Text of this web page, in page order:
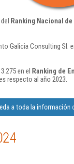
Ranking Nacional
Galicia Consulting Sl.
en el Ranking de
respecto al año 2023.
a toda la información